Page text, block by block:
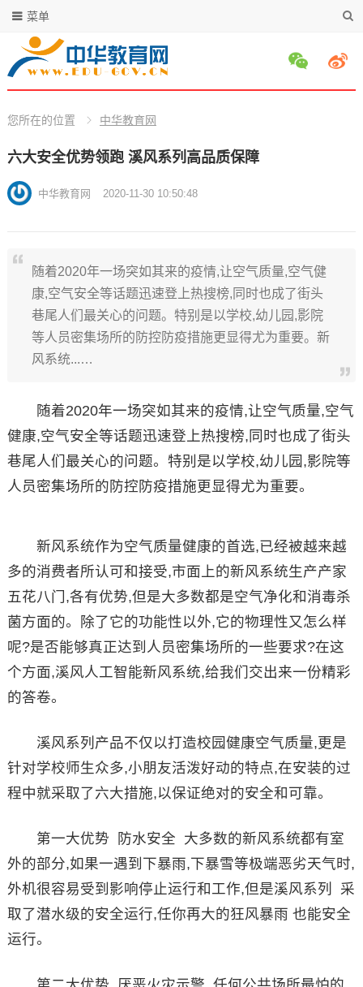
菜单
您所在的位置 中华教育网
六大安全优势领跑 溪风系列高品质保障
中华教育网 2020-11-30 10:50:48
随着2020年一场突如其来的疫情,让空气质量,空气健
康,空气安全等话题迅速登上热搜榜,同时也成了街头
巷尾人们最关心的问题。特别是以学校,幼儿园,影院
等人员密集场所的防控防疫措施更显得尤为重要。新
风系统...…
随着2020年一场突如其来的疫情,让空气质量,空气
健康,空气安全等话题迅速登上热搜榜,同时也成了街头
巷尾人们最关心的问题。特别是以学校,幼儿园,影院等
人员密集场所的防控防疫措施更显得尤为重要。
新风系统作为空气质量健康的首选,已经被越来越
多的消费者所认可和接受,市面上的新风系统生产产家
五花八门,各有优势,但是大多数都是空气净化和消毒杀
菌方面的。除了它的功能性以外,它的物理性又怎么样
呢?是否能够真正达到人员密集场所的一些要求?在这
个方面,溪风人工智能新风系统,给我们交出来一份精彩
的答卷。
溪风系列产品不仅以打造校园健康空气质量,更是
针对学校师生众多,小朋友活泼好动的特点,在安装的过
程中就采取了六大措施,以保证绝对的安全和可靠。
第一大优势 防水安全 大多数的新风系统都有室
外的部分,如果一遇到下暴雨,下暴雪等极端恶劣天气时,
外机很容易受到影响停止运行和工作,但是溪风系列 采
取了潜水级的安全运行,任你再大的狂风暴雨 也能安全
运行。